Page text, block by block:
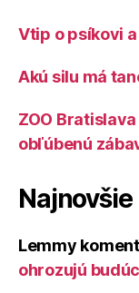
Vtip o psíkovi
Akú silu má
ZOO
obľúbenú
Lemmy
ohrozujú